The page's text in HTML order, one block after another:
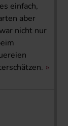
einfach,
aber
nicht nur